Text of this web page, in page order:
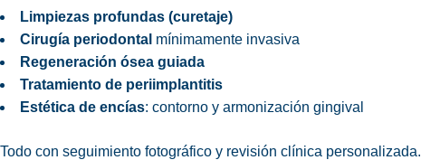
Limpiezas profundas (curetaje)
Cirugía periodontal mínimamente invasiva
Regeneración ósea guiada
Tratamiento de periimplantitis
Estética de encías: contorno y armonización gingival
Todo con seguimiento fotográfico y revisión clínica personalizada.